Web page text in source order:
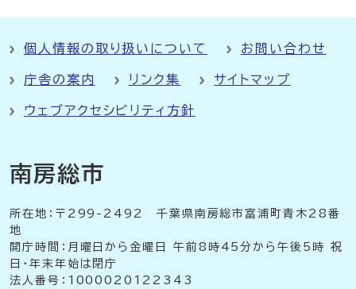
個人情報の取り扱いについて お問い合わせ
庁舎の案内 リンク集 サイトマップ
ウェブアクセシビリティ方針
南房総市
所在地：〒299-2492 千葉県南房総市富浦町青木28番
地
開庁時間：月曜日から金曜日 午前8時45分から午後5時 祝
日・年末年始は閉庁
法人番号：1000020122343